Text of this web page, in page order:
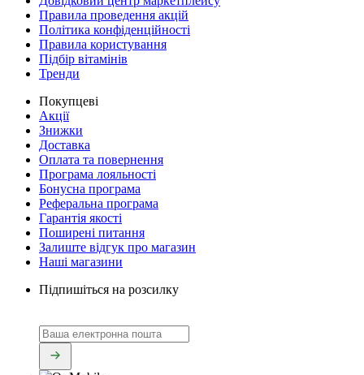
Правила проведення акцій
Політика конфіденційності
Правила користування
Підбір вітамінів
Тренди
Покупцеві
Акції
Знижки
Доставка
Оплата та повернення
Програма лояльності
Бонусна програма
Реферальна програма
Гарантія якості
Поширені питання
Залиште відгук про магазин
Наші магазини
Підпишіться на розсилку